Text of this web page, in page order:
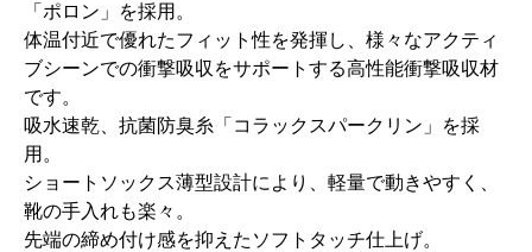
「ポロン」を採用。
体温付近で優れたフィット性を発揮し、様々なアクティ
ブシーンでの衝撃吸収をサポートする高性能衝撃吸収材
です。
吸水速乾、抗菌防臭糸「コラックスパークリン」を採
用。
ショートソックス薄型設計により、軽量で動きやすく、
靴の手入れも楽々。
先端の締め付け感を抑えたソフトタッチ仕上げ。